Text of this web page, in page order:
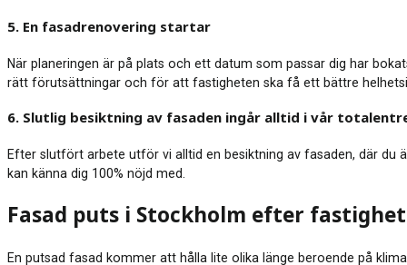
5. En fasadrenovering startar
När planeringen är på plats och ett datum som passar dig har
rätt förutsättningar och för att fastigheten ska få ett bättre
6. Slutlig besiktning av fasaden ingår alltid i vår
Efter slutfört arbete utför vi alltid en besiktning av fasaden, där
kan känna dig 100% nöjd med.
Fasad puts i Stockholm efter
En putsad fasad kommer att hålla lite olika länge beroende på